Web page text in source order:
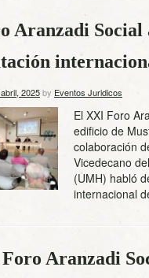
Aranzadi Social
2025by Eventos Juridicos
El XXI Foro
edificio de
colaboración
Vicedecano
(UMH) habló
internacional
Aranzadi